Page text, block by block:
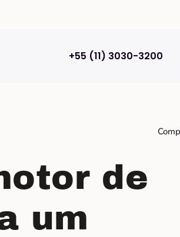
+55 (11) 3030-3200
de
um